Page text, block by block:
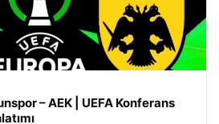
– AEK | UEFA Konferans